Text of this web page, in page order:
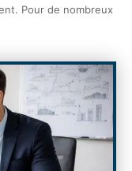
Pour de nombreux